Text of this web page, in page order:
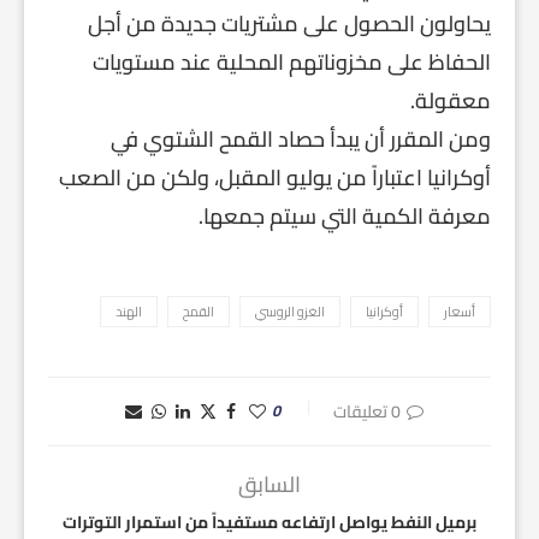
يحاولون الحصول على مشتريات جديدة من أجل
الحفاظ على مخزوناتهم المحلية عند مستويات
معقولة.
ومن المقرر أن يبدأ حصاد القمح الشتوي في
أوكرانيا اعتباراً من يوليو المقبل، ولكن من الصعب
معرفة الكمية التي سيتم جمعها.
أسعار أوكرانيا الغزو الروسي القمح الهند
0 تعليقات 0
السابق
برميل النفط يواصل ارتفاعه مستفيداً من استمرار التوترات